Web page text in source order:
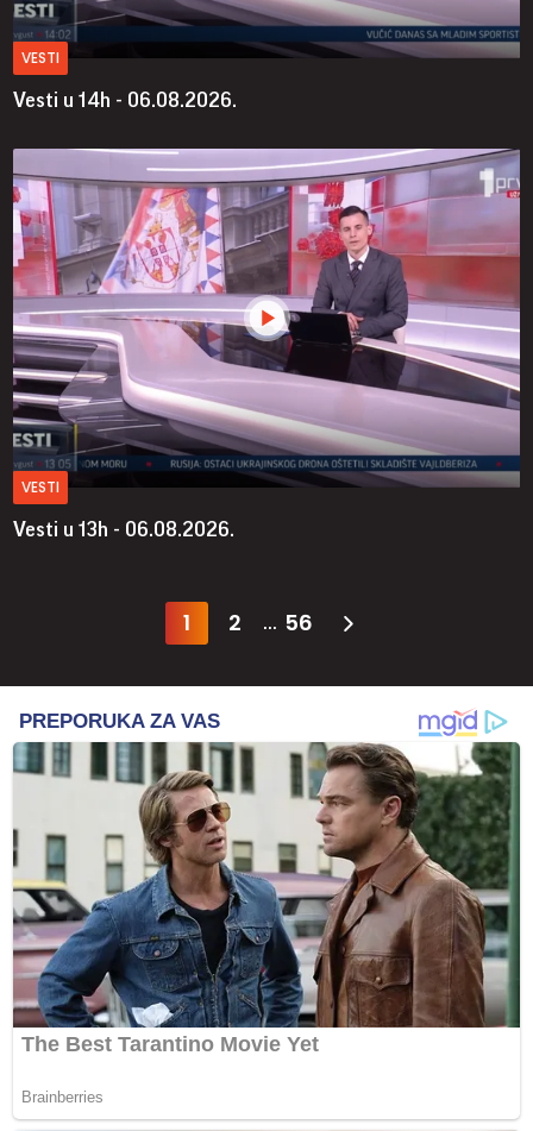
VESTI
Vesti u 14h - 06.08.2026.
VESTI
Vesti u 13h - 06.08.2026.
1 2 ... 56